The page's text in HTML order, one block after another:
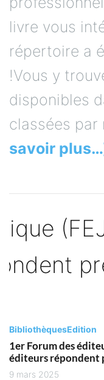
livre vous
répertoire a
!Vous y
disponibles
classées par
savoir
BibliothèquesEdition
1er Forum des
éditeurs répondent
9 mars 2025